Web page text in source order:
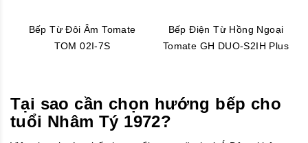
Bếp Từ Đôi Âm Tomate
TOM 02I-7S
Bếp Điện Từ Hồng Ngoại
Tomate GH DUO-S2IH Plus
Tại sao cần chọn hướng bếp cho
tuổi Nhâm Tý 1972?